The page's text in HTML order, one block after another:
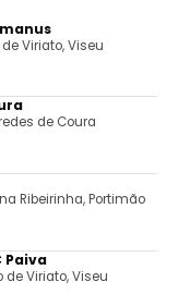
Viriato, Viseu
de Coura
Ribeirinha, Portimão
Paiva
de Viriato, Viseu